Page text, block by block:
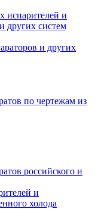
испарителей и
других систем
и других
по чертежам из
российского и
и
холода